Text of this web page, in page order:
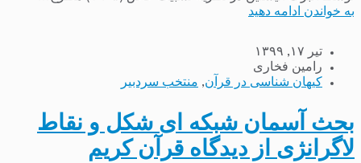
به خواندن ادامه دهید
تیر ۱۷, ۱۳۹۹
رامین فخاری
کیهان شناسی در قرآن, منتخب سردبیر
بحث آسمان شبکه ای شکل و نقاط
لاگرانژی از دیدگاه قرآن کریم